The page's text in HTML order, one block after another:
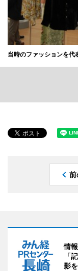
当時のファッションを代
前
情
「
影